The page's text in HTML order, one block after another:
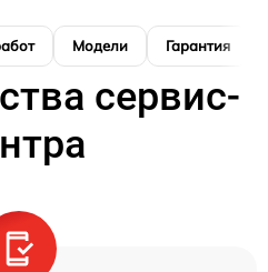
Модели Гарантия
сервис-